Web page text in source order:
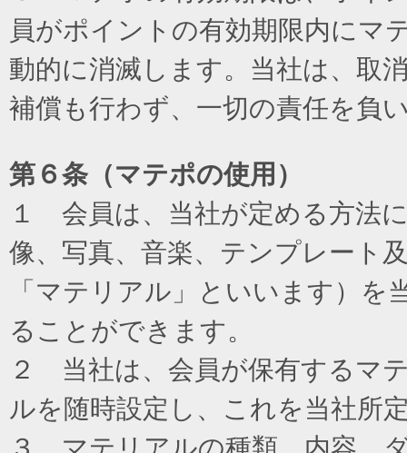
員がポイントの有効期限内にマ
動的に消滅します。当社は、取
補償も行わず、一切の責任を負
第６条（マテポの使用）
１ 会員は、当社が定める方法
像、写真、音楽、テンプレート
「マテリアル」といいます）
ることができます。
２ 当社は、会員が保有するマ
ルを随時設定し、これを当社所